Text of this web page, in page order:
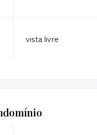
vista livre